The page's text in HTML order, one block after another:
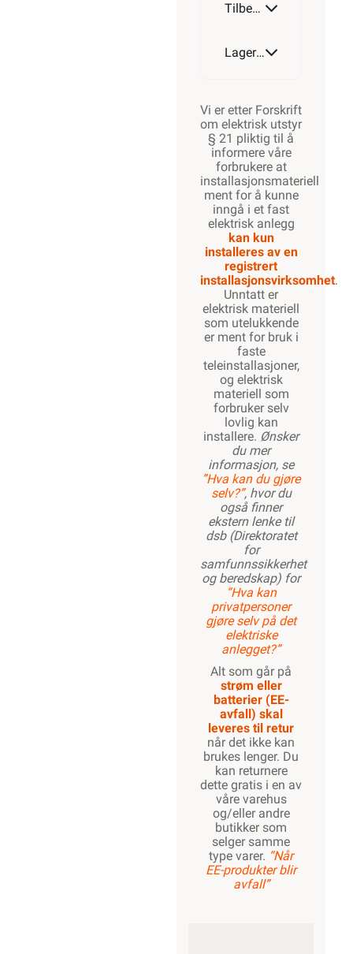
Tilbehør
Lagerstatus
Vi er etter Forskrift
om elektrisk utstyr
§ 21 pliktig til å
informere våre
forbrukere at
installasjonsmateriell
ment for å kunne
inngå i et fast
elektrisk anlegg
kan kun
installeres av en
registrert
installasjonsvirksomhet.
Unntatt er
elektrisk materiell
som utelukkende
er ment for bruk i
faste
teleinstallasjoner,
og elektrisk
materiell som
forbruker selv
lovlig kan
installere. Ønsker
du mer
informasjon, se
”Hva kan du gjøre
selv?”, hvor du
også finner
ekstern lenke til
dsb (Direktoratet
for
samfunnssikkerhet
og beredskap) for
“Hva kan
privatpersoner
gjøre selv på det
elektriske
anlegget?”
Alt som går på
strøm eller
batterier (EE-
avfall) skal
leveres til retur
når det ikke kan
brukes lenger. Du
kan returnere
dette gratis i en av
våre varehus
og/eller andre
butikker som
selger samme
type varer. “Når
EE-produkter blir
avfall”